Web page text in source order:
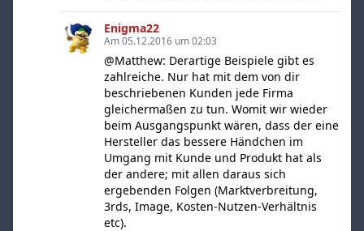
Enigma22
Am 05.12.2016 um 02:03
@Matthew: Derartige Beispiele gibt es
zahlreiche. Nur hat mit dem von dir
beschriebenen Kunden jede Firma
gleichermaßen zu tun. Womit wir wieder
beim Ausgangspunkt wären, dass der eine
Hersteller das bessere Händchen im
Umgang mit Kunde und Produkt hat als
der andere; mit allen daraus sich
ergebenden Folgen (Marktverbreitung,
3rds, Image, Kosten-Nutzen-Verhältnis
etc).